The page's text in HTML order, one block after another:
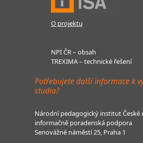
O projektu
NPI ČR – obsah
TREXIMA – technické řešení
Potřebujete další informace k
studia?
Národní pedagogický institut České
informačně poradenská podpora
Senovážné náměstí 25, Praha 1